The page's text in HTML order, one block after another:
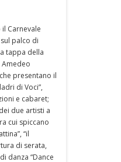
Carnevale
palco di
tappa della
presentano il
di Voci”,
e cabaret;
due artisti a
cui spiccano
“il
di serata,
danza “Dance